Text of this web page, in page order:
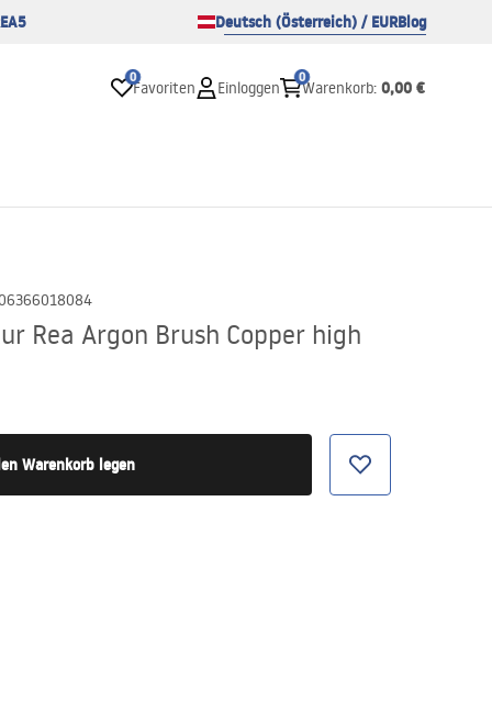
Deutsch (Österreich) / EURBlog
0
Favoriten Einloggen
0
Warenkorb: 0,00 €
Rea Argon Brush Copper high
Warenkorb legen